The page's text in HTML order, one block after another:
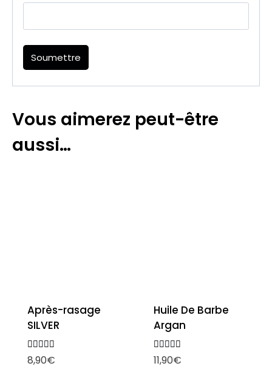
Vous aimerez peut-être
aussi…
Après-rasage
SILVER
Note
8,90€
Huile De Barbe
Argan
Note
11,90€